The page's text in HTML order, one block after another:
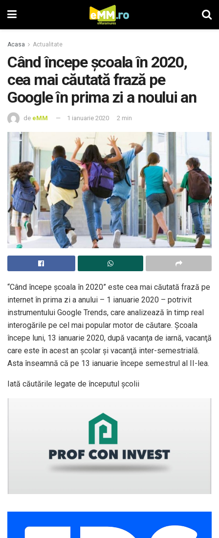
Acasa Actualitate
Când începe şcoala în 2020,
cea mai căutată frază pe
Google în prima zi a noului an
de eMM 1 ianuarie 2020 2 min
“Când începe şcoala în 2020” este cea mai căutată frază pe
internet în prima zi a anului – 1 ianuarie 2020 – potrivit
instrumentului Google Trends, care analizează în timp real
interogările pe cel mai popular motor de căutare. Şcoala
începe luni, 13 ianuarie 2020, după vacanţa de iarnă, vacanţă
care este în acest an şcolar şi vacanţă inter-semestrială.
Asta înseamnă că pe 13 ianuarie începe semestrul al II-lea.
Iată căutările legate de începutul şcolii